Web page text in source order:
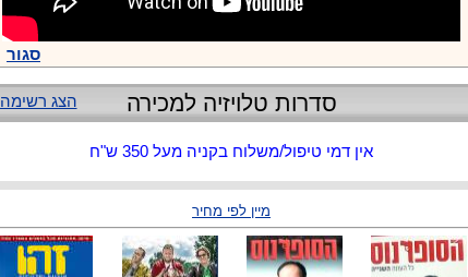
סגור
הצג רשימה סדרות טלויזיה למכירה
אין דמי טיפול/משלוח בקניה מעל 350 ש"ח
מיין לפי מחיר